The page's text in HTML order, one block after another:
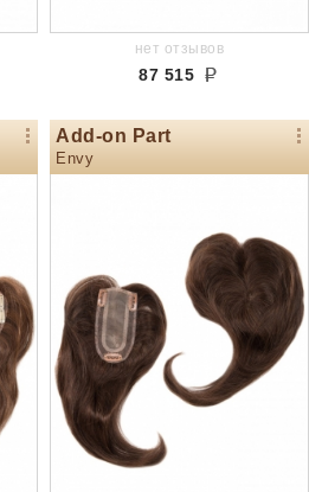
нет отзывов
87 515
Add-on Part
Envy